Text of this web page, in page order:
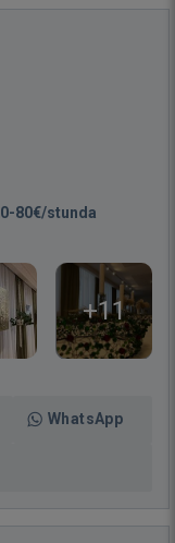
80€/stunda
+11
WhatsApp